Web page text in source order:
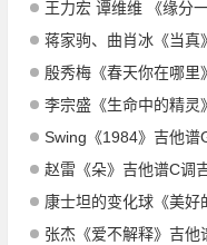
王力宏 谭维维 《缘分一道桥
蒋家驹、曲肖冰《当真
殷秀梅《春天你在哪
李宗盛《生命中的精灵
Swing《1984》吉他谱
赵雷《朵》吉他谱C调
康士坦的变化球《美好的事
张杰《爱不解释》吉他